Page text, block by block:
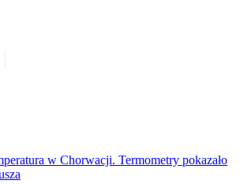
w Chorwacji. Termometry pokazało